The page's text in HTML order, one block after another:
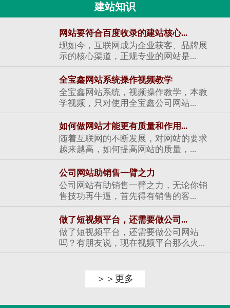
建站知识
网站要符合百度收录的建站核心...
现如今，互联网成为企业获客、品牌展
示的核心渠道，正规专业的网站是...
全宝鑫网站系统操作视频教学
全宝鑫网站系统，视频操作教学，本教
学视频，只对使用全宝鑫公司网站...
如何做网站才能更有质量和作用...
随着互联网的不断发展，对网站的要求
越来越高，如何提高网站的质量，...
公司网站助销售一臂之力
公司网站有助销售一臂之力，无论你销
售技功再牛逼，首先得有销售的客...
做了短视频平台，还需要做公司...
做了短视频平台，还需要做公司网站
吗？有朋友说，现在视频平台那么火...
＞＞更多